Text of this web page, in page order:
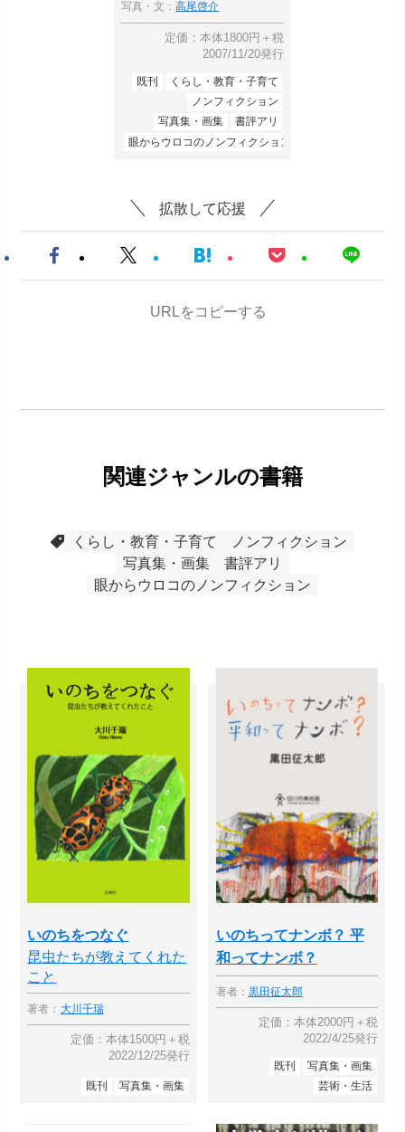
写真・文：高尾啓介
定価：本体1800円＋税
2007/11/20発行
既刊
くらし・教育・子育て
ノンフィクション
写真集・画集
書評アリ
眼からウロコのノンフィクション
拡散して応援
URLをコピーする
関連ジャンルの書籍
くらし・教育・子育て
ノンフィクション
写真集・画集
書評アリ
眼からウロコのノンフィクション
いのちをつなぐ
昆虫たちが教えてくれた
こと
著者： 大川千瑞
定価：本体1500円＋税
2022/12/25発行
既刊 写真集・画集
いのちってナンボ？ 平
和ってナンボ？
著者： 黒田征太郎
定価：本体2000円＋税
2022/4/25発行
既刊
写真集・画集
芸術・生活